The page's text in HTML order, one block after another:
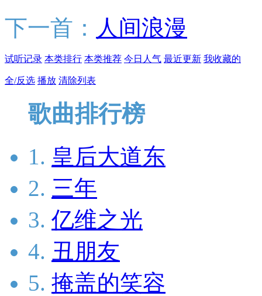
下一首： 人间浪漫
试听记录 本类排行 本类推荐 今日人气 最近更新 我收藏的
全/反选 播放 清除列表
歌曲排行榜
1. 皇后大道东
2. 三年
3. 亿维之光
4. 丑朋友
5. 掩盖的笑容